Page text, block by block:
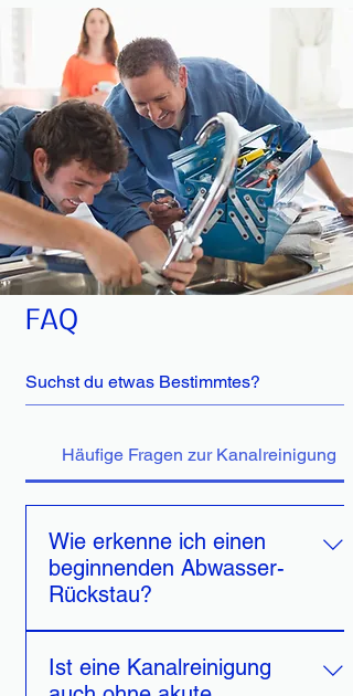
FAQ
Häufige Fragen zur Kanalreinigung
Wie erkenne ich einen
beginnenden Abwasser-
Rückstau?
Geräusche, langsam ablaufendes
Ist eine Kanalreinigung